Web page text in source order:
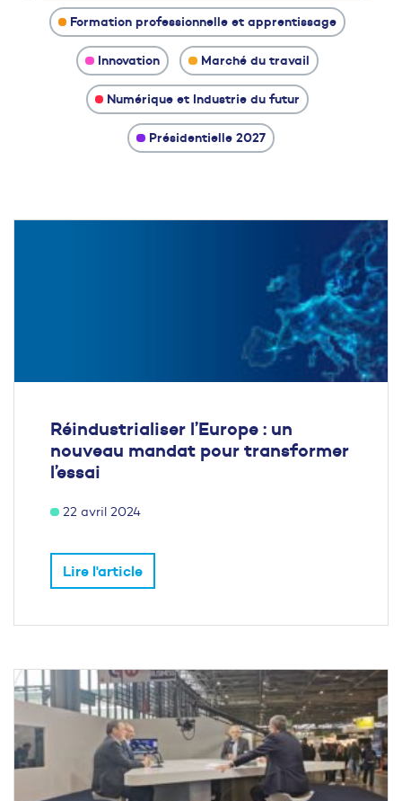
Formation professionnelle et apprentissage
Innovation Marché du travail
Numérique et Industrie du futur
Présidentielle 2027
Réindustrialiser l’Europe : un
nouveau mandat pour transformer
l’essai
22 avril 2024
Lire l'article